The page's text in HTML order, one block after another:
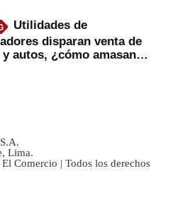
Utilidades de
disparan venta de
y autos, ¿cómo amasan
Lima.
Comercio | Todos los derechos